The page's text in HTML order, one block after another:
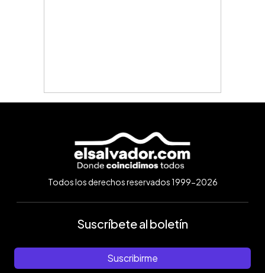
Todos los derechos reservados 1999-2026
Suscríbete al boletín
Suscribirme